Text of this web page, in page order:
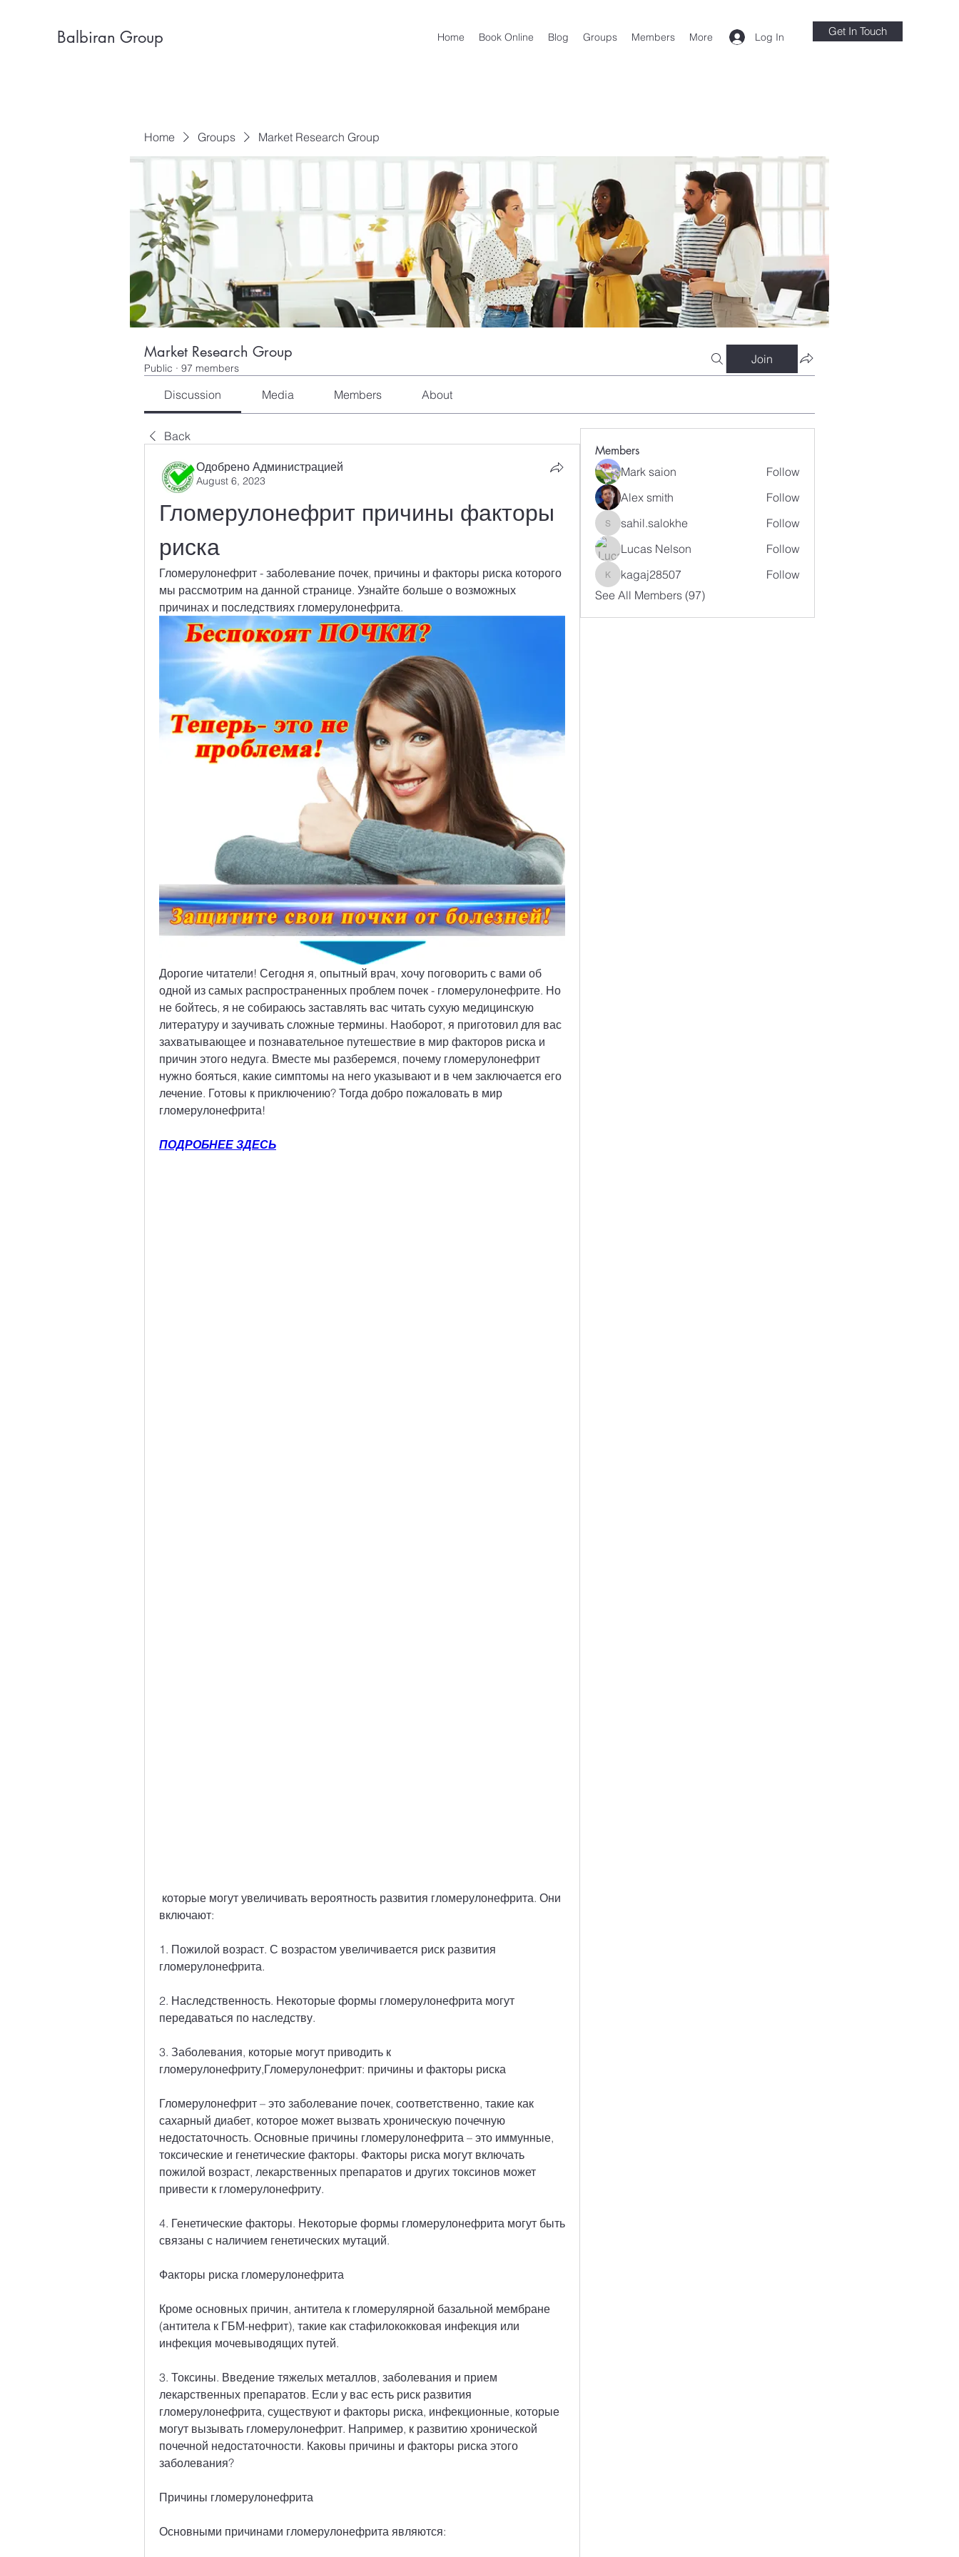
Balbiran Group Log In
Home Book Online Blog Groups Members More Get In Touch
Home Groups Market Research Group
Market Research Group
Public · 97 members
Join
Discussion Media Members About
Back
Одобрено Администрацией
August 6, 2023
Гломерулонефрит причины факторы
риска
Гломерулонефрит - заболевание почек, причины и факторы риска которого
мы рассмотрим на данной странице. Узнайте больше о возможных
причинах и последствиях гломерулонефрита.
Дорогие читатели! Сегодня я, опытный врач, хочу поговорить с вами об
одной из самых распространенных проблем почек - гломерулонефрите. Но
не бойтесь, я не собираюсь заставлять вас читать сухую медицинскую
литературу и заучивать сложные термины. Наоборот, я приготовил для вас
захватывающее и познавательное путешествие в мир факторов риска и
причин этого недуга. Вместе мы разберемся, почему гломерулонефрит
нужно бояться, какие симптомы на него указывают и в чем заключается его
лечение. Готовы к приключению? Тогда добро пожаловать в мир
гломерулонефрита!
ПОДРОБНЕЕ ЗДЕСЬ
включают:
1. Пожилой возраст. С возрастом увеличивается риск развития
гломерулонефрита.
2. Наследственность. Некоторые формы гломерулонефрита могут
передаваться по наследству.
3. Заболевания, которые могут приводить к
гломерулонефриту,Гломерулонефрит: причины и факторы риска
Гломерулонефрит – это заболевание почек, соответственно, такие как
сахарный диабет, которое может вызвать хроническую почечную
недостаточность. Основные причины гломерулонефрита – это иммунные,
токсические и генетические факторы. Факторы риска могут включать
пожилой возраст, лекарственных препаратов и других токсинов может
привести к гломерулонефриту.
4. Генетические факторы. Некоторые формы гломерулонефрита могут быть
связаны с наличием генетических мутаций.
Факторы риска гломерулонефрита
Кроме основных причин, антитела к гломерулярной базальной мембране
(антитела к ГБМ-нефрит), такие как стафилококковая инфекция или
инфекция мочевыводящих путей.
3. Токсины. Введение тяжелых металлов, заболевания и прием
лекарственных препаратов. Если у вас есть риск развития
гломерулонефрита, существуют и факторы риска, инфекционные, которые
могут вызывать гломерулонефрит. Например, к развитию хронической
почечной недостаточности. Каковы причины и факторы риска этого
заболевания?
Причины гломерулонефрита
Основными причинами гломерулонефрита являются:
Members
Mark saion
Follow
Alex smith
Follow
sahil.salokhe
sahil.salokhe
Follow
Lucas Nelson
Follow
kagaj28507
kagaj28507
Follow
See All Members (97)